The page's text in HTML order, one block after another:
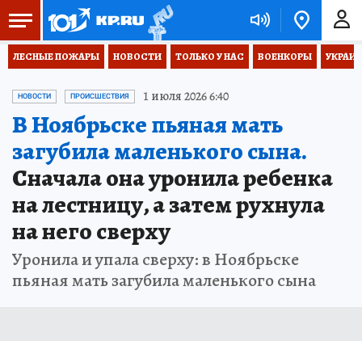
ЛЕСНЫЕ ПОЖАРЫ НОВОСТИ ТОЛЬКО У НАС ВОЕНКОРЫ
НОВОСТИ ПРОИСШЕСТВИЯ 1 июля 2026 6:40
В Ноябрьске пьяная мать
загубила маленького сына.
Сначала она уронила ребенка
на лестницу, а затем рухнула
на него сверху
Уронила и упала сверху: в Ноябрьске
пьяная мать загубила маленького сына